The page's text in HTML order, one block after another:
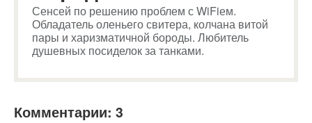
Сенсей по решению проблем с WiFiем.
Обладатель оленьего свитера, колчана витой
пары и харизматичной бороды. Любитель
душевных посиделок за танками.
Комментарии: 3